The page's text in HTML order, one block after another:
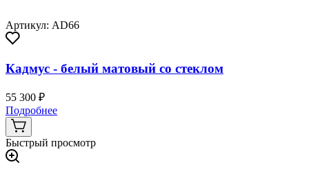
Артикул: AD66
Кадмус - белый матовый со стеклом
55 300 ₽
Подробнее
Быстрый просмотр